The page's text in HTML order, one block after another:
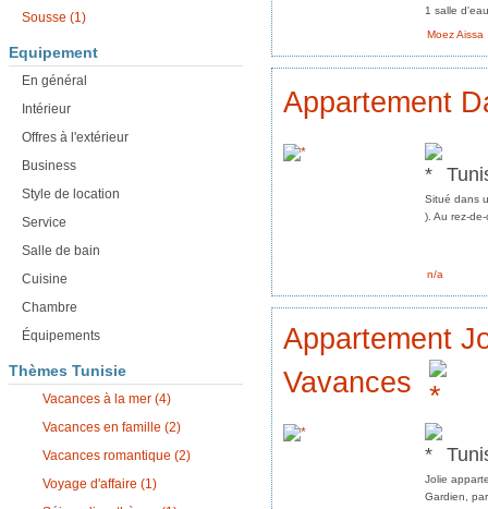
Sousse (1)
Equipement
En général
Intérieur
Offres à l'extérieur
Business
Style de location
Service
Salle de bain
Cuisine
Chambre
Équipements
Thèmes Tunisie
Vacances à la mer (4)
Vacances en famille (2)
Vacances romantique (2)
Voyage d'affaire (1)
1 salle
Moez Aissa
Appartement
Situé dans
). Au rez-
n/a
Appartement
Vavances
Jolie
Gardien,